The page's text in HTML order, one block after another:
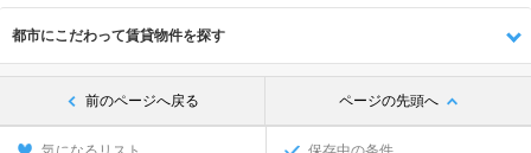
都市にこだわって賃貸物件を探す
前のページへ戻る ページの先頭へ